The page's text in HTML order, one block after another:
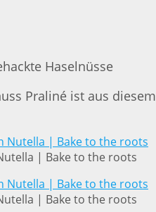
Haselnüsse
Praliné ist aus diesem
| Bake to the roots
| Bake to the roots